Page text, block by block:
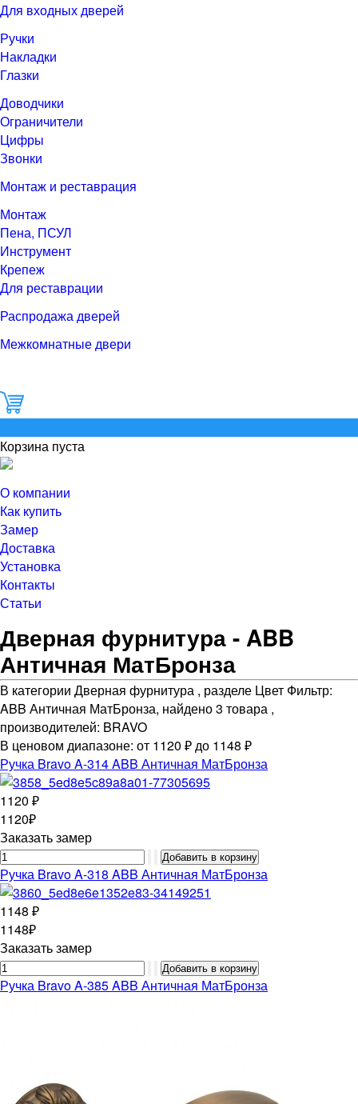
Для входных дверей
Ручки
Накладки
Глазки
Доводчики
Ограничители
Цифры
Звонки
Монтаж и реставрация
Монтаж
Пена, ПСУЛ
Инструмент
Крепеж
Для реставрации
Распродажа дверей
Межкомнатные двери
Корзина пуста
О компании
Как купить
Замер
Доставка
Установка
Контакты
Статьи
Дверная фурнитура - ABB
Античная МатБронза
В категории Дверная фурнитура , разделе Цвет Фильтр:
ABB Античная МатБронза, найдено 3 товара ,
производителей: BRAVO
В ценовом диапазоне: от 1120 ₽ до 1148 ₽
Ручка Bravo A-314 ABB Античная МатБронза
1120 ₽
1120₽
Заказать замер
Ручка Bravo A-318 ABB Античная МатБронза
1148 ₽
1148₽
Заказать замер
Ручка Bravo A-385 ABB Античная МатБронза